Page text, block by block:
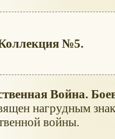
№5.
Война.
нагрудным
войны.